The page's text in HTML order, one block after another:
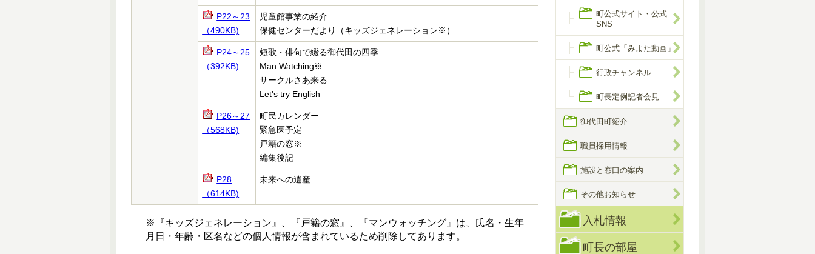
P22～23
（490KB)
児童館事業の紹介
保健センターだより（キッズジェネレーション※）
P24～25
（392KB)
短歌・俳句で綴る御代田の四季
Man Watching※
サークルさあ来る
Let's try English
P26～27
（568KB)
町民カレンダー
緊急医予定
戸籍の窓※
編集後記
P28
（614KB)
未来への遺産
※『キッズジェネレーション』、『戸籍の窓』、『マンウォッチング』は、氏名・生年
月日・年齢・区名などの個人情報が含まれているため削除してあります。
町公式サイト・公式
SNS
町公式「みよた動画」
行政チャンネル
町長定例記者会見
御代田町紹介
職員採用情報
施設と窓口の案内
その他お知らせ
入札情報
町長の部屋